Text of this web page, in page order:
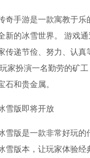
奇手游是一款寓教于乐
新的冰雪世界。 游戏通
传递节俭、努力、认真
家扮演一名勤劳的矿
石和贵金属。
雪版即将开放
雪版是一款非常好玩的
雪版本，让玩家体验经